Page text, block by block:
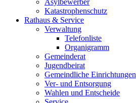
Asylbewerber
Katastrophenschutz
Rathaus & Service
Verwaltung
Telefonliste
Organigramm
Gemeinderat
Jugendbeirat
Gemeindliche Einrichtungen
Ver- und Entsorgung
Wahlen und Entscheide